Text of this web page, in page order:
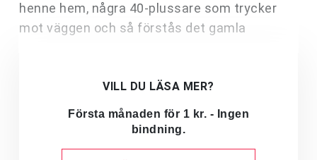
henne hem, några 40-plussare som trycker
mot väggen och så förstås det gamla
VILL DU LÄSA MER?
Första månaden för 1 kr. - Ingen
bindning.